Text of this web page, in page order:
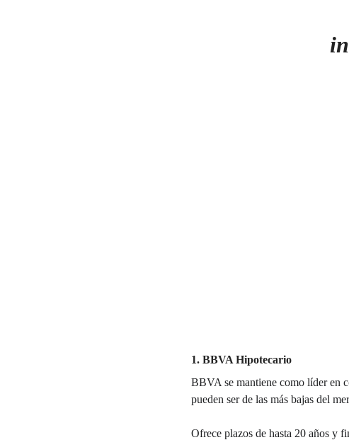
1. BBVA Hipotecario
BBVA se mantiene como líder en
pueden ser de las más bajas del
Ofrece plazos de hasta 20 años y